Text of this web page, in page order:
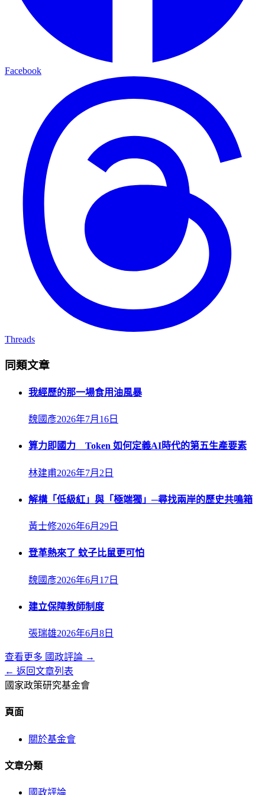
Facebook
Threads
同類文章
我經歷的那一場食用油風暴
魏國彥2026年7月16日
算力即國力 Token 如何定義AI時代的第五生產要素
林建甫2026年7月2日
解構「低級紅」與「極端獨」─尋找兩岸的歷史共鳴箱
黃士修2026年6月29日
登革熱來了 蚊子比鼠更可怕
魏國彥2026年6月17日
建立保障教師制度
張瑞雄2026年6月8日
查看更多 國政評論 →
← 返回文章列表
國家政策研究基金會
頁面
關於基金會
文章分類
國政評論